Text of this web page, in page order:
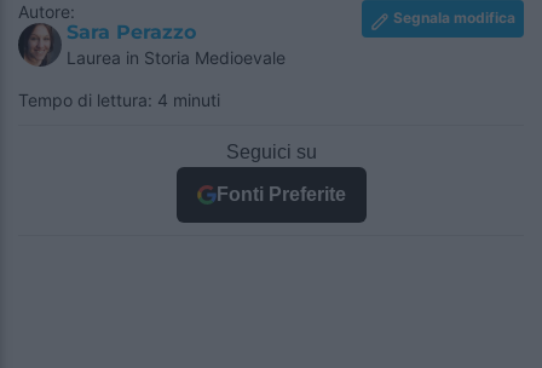
Autore:
Sara Perazzo
Laurea in Storia Medioevale
Segnala modifica
Tempo di lettura: 4 minuti
Seguici su
Fonti Preferite